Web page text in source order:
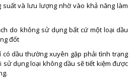
suất và lưu lượng nhờ vào khả năng làm
do không sử dụng bất cứ một loại dầu
đốt
dầu thường xuyên gặp phải tình trạng
sử dụng loại không dầu sẽ tiết kiệm được